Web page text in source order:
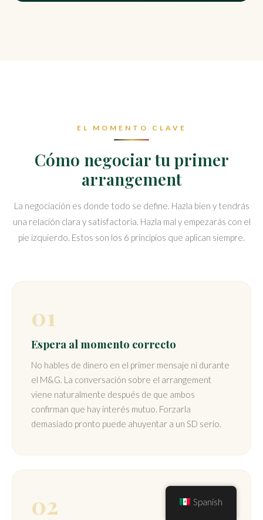
EL MOMENTO CLAVE
Cómo negociar tu primer
arrangement
La negociación es donde todo se define. Hazla bien y tendrás
una relación clara y satisfactoria. Hazla mal y empezarás con el
pie izquierdo. Estos son los 6 principios que aplican siempre.
01
Espera al momento correcto
No hables de dinero en el primer mensaje ni durante
el M&G. La conversación sobre el arrangement
viene naturalmente después de que ambos
confirman que hay interés mutuo. Forzarla
demasiado pronto puede ahuyentar a un SD serio.
02 Spanish